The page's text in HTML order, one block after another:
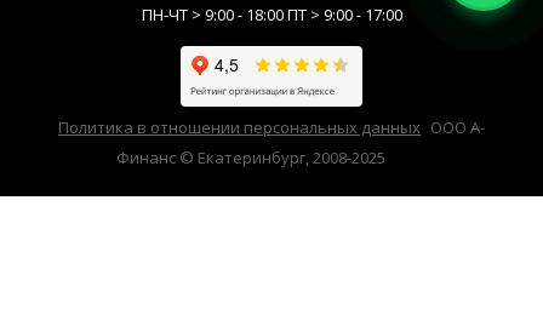
ПН-ЧТ > 9:00 - 18:00 ПТ > 9:00 - 17:00
Политика в отношении персональных данных ООО А-
Финанс © Екатеринбург, 2008-2025